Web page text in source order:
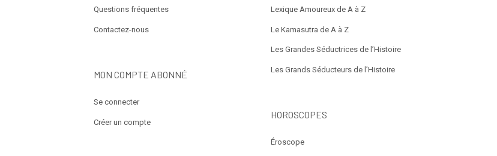
Questions fréquentes
Contactez-nous
MON COMPTE ABONNÉ
Se connecter
Créer un compte
Lexique Amoureux de A à Z
Le Kamasutra de A à Z
Les Grandes Séductrices de l’Histoire
Les Grands Séducteurs de l’Histoire
HOROSCOPES
Éroscope